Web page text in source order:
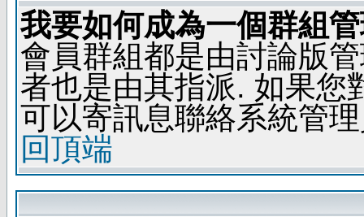
我要如何成為一個群組
會員群組都是由討論版
者也是由其指派. 如果您
可以寄訊息聯絡系統管
回頂端